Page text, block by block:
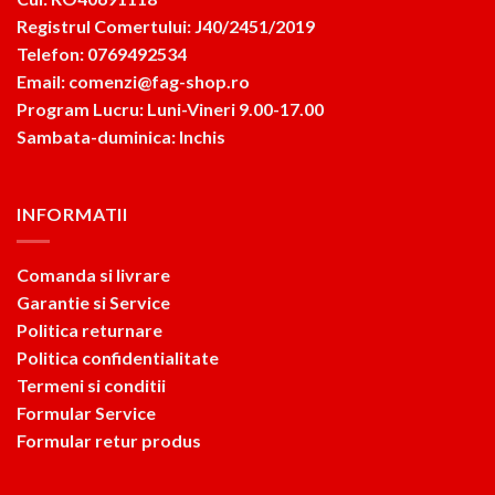
Registrul Comertului: J40/2451/2019
Telefon: 0769492534
Email: comenzi@fag-shop.ro
Program Lucru: Luni-Vineri 9.00-17.00
Sambata-duminica: Inchis
INFORMATII
Comanda si livrare
Garantie si Service
Politica returnare
Politica confidentialitate
Termeni si conditii
Formular Service
Formular retur produs